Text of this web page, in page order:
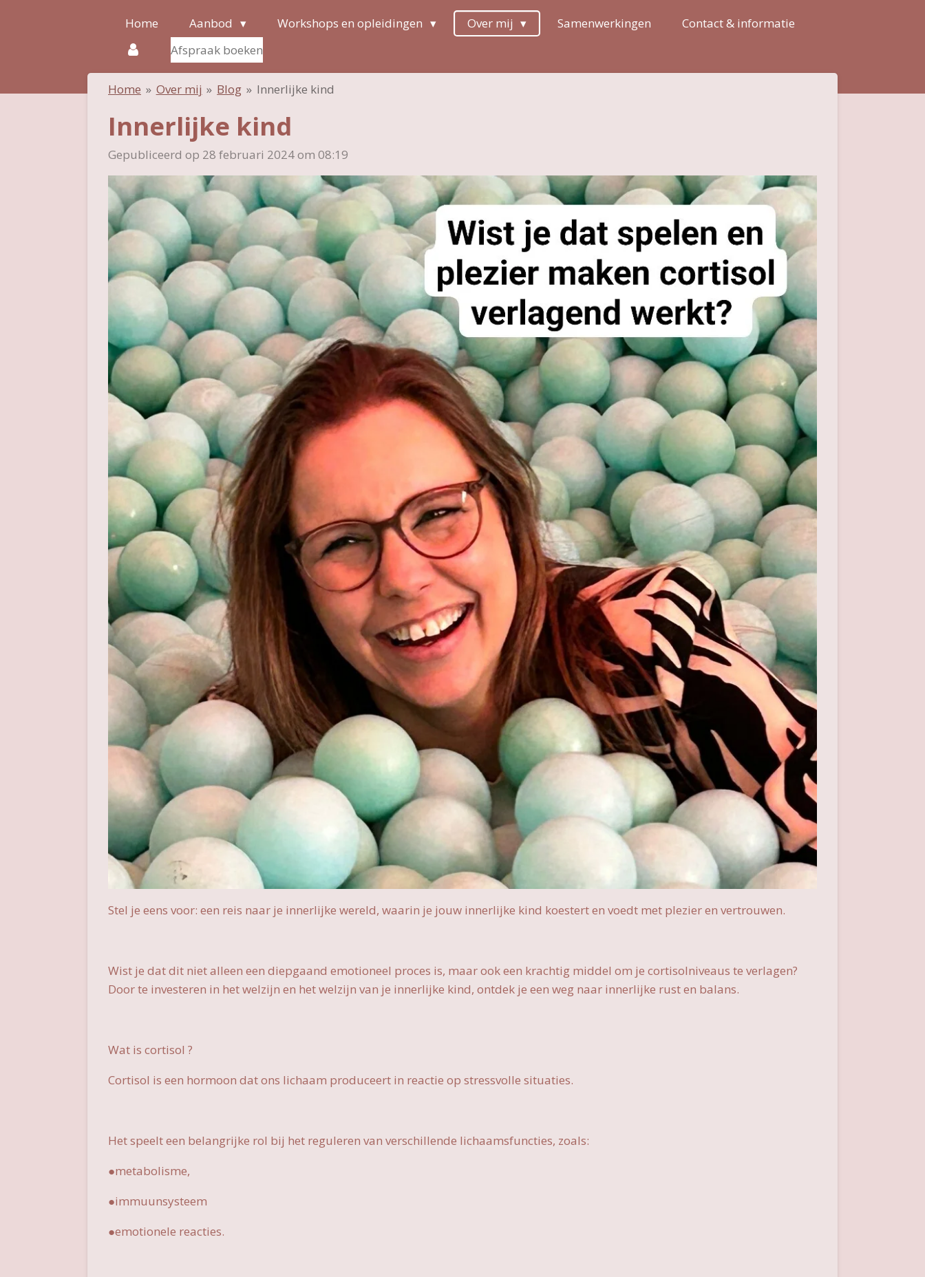
Home Aanbod Workshops en opleidingen Over mij Samenwerkingen
Contact & informatie
Afspraak boeken
Home » Over mij » Blog » Innerlijke kind
Innerlijke kind
Gepubliceerd op 28 februari 2024 om 08:19
Stel je eens voor: een reis naar je innerlijke wereld, waarin je jouw innerlijke kind koestert en voedt met plezier en vertrouwen.
Wist je dat dit niet alleen een diepgaand emotioneel proces is, maar ook een krachtig middel om je cortisolniveaus te verlagen?
Door te investeren in het welzijn en het welzijn van je innerlijke kind, ontdek je een weg naar innerlijke rust en balans.
Wat is cortisol ?
Cortisol is een hormoon dat ons lichaam produceert in reactie op stressvolle situaties.
Het speelt een belangrijke rol bij het reguleren van verschillende lichaamsfuncties, zoals:
●metabolisme,
●immuunsysteem
●emotionele reacties.